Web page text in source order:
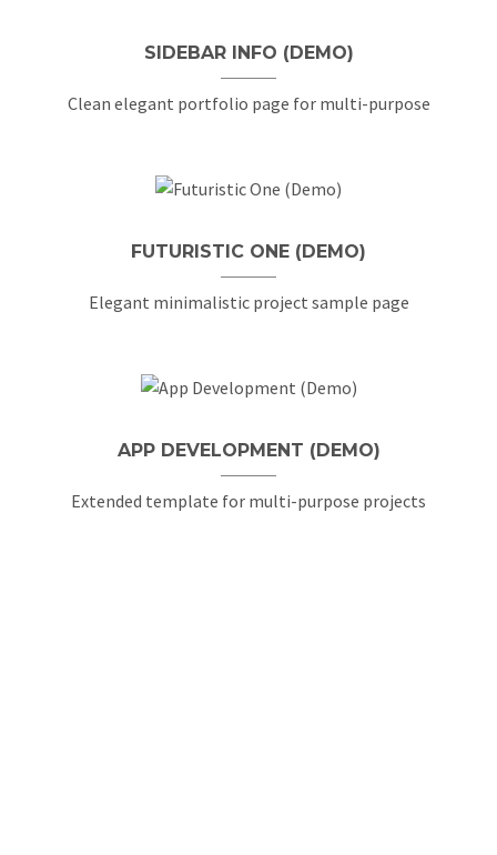
SIDEBAR INFO (DEMO)
Clean elegant portfolio page for multi-purpose
FUTURISTIC ONE (DEMO)
Elegant minimalistic project sample page
APP DEVELOPMENT (DEMO)
Extended template for multi-purpose projects